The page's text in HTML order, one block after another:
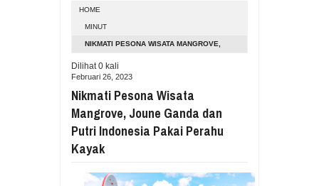
GUBERNUR YULIUS BAWAKAN
Aug
RESES DI SMK NEGERI 1
Aug 04, 2026
Aug 04, 2026
HOME
MINUT
NIKMATI PESONA WISATA MANGROVE,
PAKAI PERAHU KAYAK
Dilihat0 kali
Februari 26, 2023
Nikmati Pesona Wisata
Mangrove, Joune Ganda dan
Putri Indonesia Pakai Perahu
Kayak